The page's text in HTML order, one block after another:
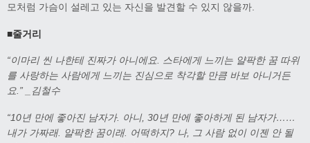
모처럼 가슴이 설레고 있는 자신을 발견할 수 있지 않을까.
■줄거리
“이마리 씬 나한테 진짜가 아니에요. 스타에게 느끼는 얄팍한 꿈 따위
를 사랑하는 사람에게 느끼는 진심으로 착각할 만큼 바보 아니거든
요.” _김철수
“10년 만에 좋아진 남자가. 아니, 30년 만에 좋아하게 된 남자가……
내가 가짜래. 얄팍한 꿈이래. 어떡하지? 나, 그 사람 없이 이젠 안 될